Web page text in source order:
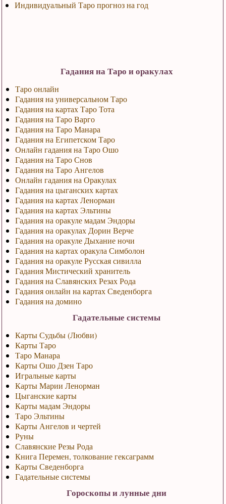
Индивидуальный Таро прогноз на год
Гадания на Таро и оракулах
Таро онлайн
Гадания на универсальном Таро
Гадания на картах Таро Тота
Гадания на Таро Варго
Гадания на Таро Манара
Гадания на Египетском Таро
Онлайн гадания на Таро Ошо
Гадания на Таро Снов
Гадания на Таро Ангелов
Онлайн гадания на Оракулах
Гадания на цыганских картах
Гадания на картах Ленорман
Гадания на картах Эльтины
Гадания на оракуле мадам Эндоры
Гадания на оракулах Дорин Верче
Гадания на оракуле Дыхание ночи
Гадания на картах оракула Симболон
Гадания на оракуле Русская сивилла
Гадания Мистический хранитель
Гадания на Славянских Резах Рода
Гадания онлайн на картах Сведенборга
Гадания на домино
Гадательные системы
Карты Судьбы (Любви)
Карты Таро
Таро Манара
Карты Ошо Дзен Таро
Игральные карты
Карты Марии Ленорман
Цыганские карты
Карты мадам Эндоры
Таро Эльтины
Карты Ангелов и чертей
Руны
Славянские Резы Рода
Книга Перемен, толкование гексаграмм
Карты Сведенборга
Гадательные системы
Гороскопы и лунные дни